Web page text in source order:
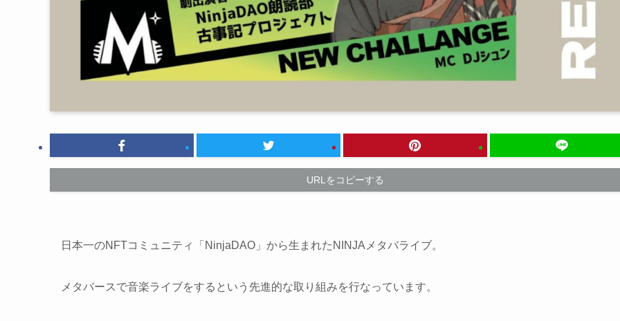
URLをコピーする
日本一のNFTコミュニティ「NinjaDAO」から生まれたNINJAメタバライブ。
メタバースで音楽ライブをするという先進的な取り組みを行なっています。